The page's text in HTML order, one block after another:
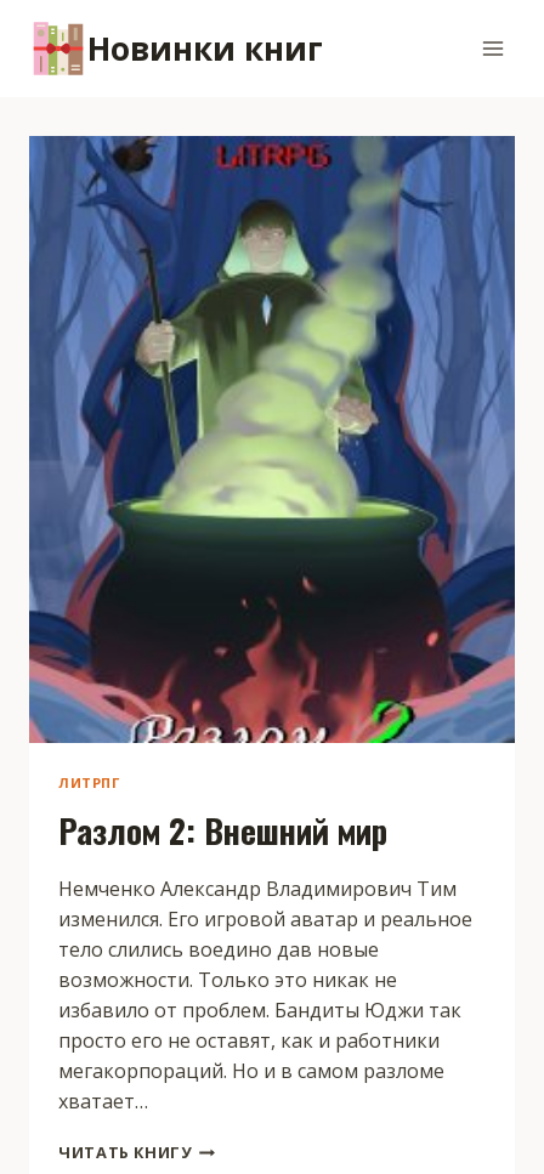
содержимому
Новинки книг
ЛИТРПГ
Разлом 2: Внешний мир
Немченко Александр Владимирович Тим
изменился. Его игровой аватар и реальное
тело слились воедино дав новые
возможности. Только это никак не
избавило от проблем. Бандиты Юджи так
просто его не оставят, как и работники
мегакорпораций. Но и в самом разломе
хватает…
ЧИТАТЬ КНИГУРАЗЛОМ